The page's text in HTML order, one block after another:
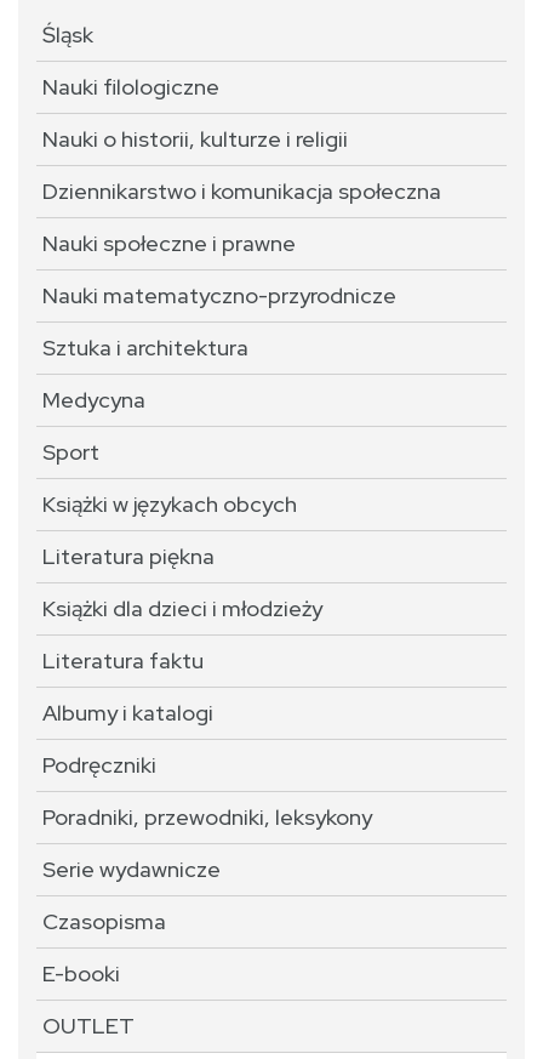
Śląsk
Nauki filologiczne
Nauki o historii, kulturze i religii
Dziennikarstwo i komunikacja społeczna
Nauki społeczne i prawne
Nauki matematyczno-przyrodnicze
Sztuka i architektura
Medycyna
Sport
Książki w językach obcych
Literatura piękna
Książki dla dzieci i młodzieży
Literatura faktu
Albumy i katalogi
Podręczniki
Poradniki, przewodniki, leksykony
Serie wydawnicze
Czasopisma
E-booki
OUTLET